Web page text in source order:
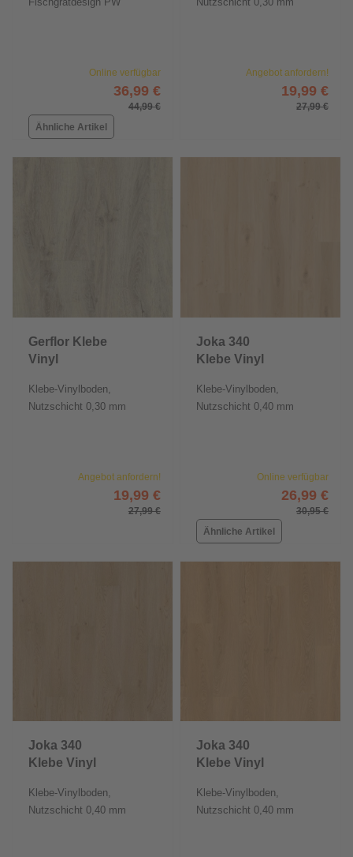
Online verfügbar
36,99 €
44,99 €
Ähnliche Artikel
Angebot anfordern!
19,99 €
27,99 €
Gerflor Klebe
Vinyl
Klebe-Vinylboden,
Nutzschicht 0,30 mm
Angebot anfordern!
19,99 €
27,99 €
Joka 340
Klebe Vinyl
Klebe-Vinylboden,
Nutzschicht 0,40 mm
Online verfügbar
26,99 €
30,95 €
Ähnliche Artikel
Joka 340
Klebe Vinyl
Klebe-Vinylboden,
Nutzschicht 0,40 mm
Joka 340
Klebe Vinyl
Klebe-Vinylboden,
Nutzschicht 0,40 mm